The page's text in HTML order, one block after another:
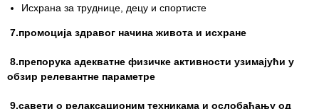
Исхрана за труднице, децу и спортисте
7.промоција здравог начина живота и исхране
8.препорука адекватне физичке активности узимајући у
обзир релевантне параметре
9.савети о релаксационим техникама и ослобађању од
Информатор
Финансије
набавке